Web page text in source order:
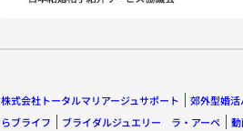
株式会社トータルマリアージュサポート 郊外型婚
らブライフ
ブライダルジュエリー ラ・アーペ